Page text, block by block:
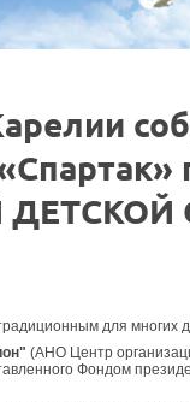
для многих
(АНО Центр
Фондом